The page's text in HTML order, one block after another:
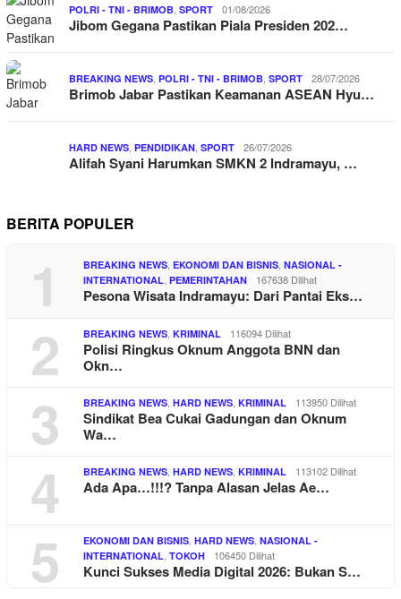
POLRI - TNI - BRIMOB SPORT 01/08/2026
Jibom Gegana Pastikan Piala Presiden 202…
BREAKING NEWS POLRI - TNI - BRIMOB SPORT 28/07/2026
Brimob Jabar Pastikan Keamanan ASEAN Hyu…
HARD NEWS PENDIDIKAN SPORT 26/07/2026
Alifah Syani Harumkan SMKN 2 Indramayu, …
BERITA POPULER
1 BREAKING NEWS EKONOMI DAN BISNIS NASIONAL -
INTERNATIONAL PEMERINTAHAN 167638 Dilihat
Pesona Wisata Indramayu: Dari Pantai Eks…
2 BREAKING NEWS KRIMINAL 116094 Dilihat
Polisi Ringkus Oknum Anggota BNN dan
Okn…
3 BREAKING NEWS HARD NEWS KRIMINAL 113950 Dilihat
Sindikat Bea Cukai Gadungan dan Oknum
Wa…
4 BREAKING NEWS HARD NEWS KRIMINAL 113102 Dilihat
Ada Apa…!!!? Tanpa Alasan Jelas Ae…
5 EKONOMI DAN BISNIS HARD NEWS NASIONAL -
INTERNATIONAL TOKOH 106450 Dilihat
Kunci Sukses Media Digital 2026: Bukan S…